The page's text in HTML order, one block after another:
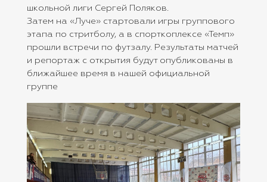
школьной лиги Сергей Поляков.
Затем на «Луче» стартовали игры группового
этапа по стритболу, а в спорткоплексе «Темп»
прошли встречи по футзалу. Результаты матчей
и репортаж с открытия будут опубликованы в
ближайшее время в нашей официальной
группе